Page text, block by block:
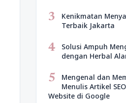
3
Kenikmatan
Terbaik Jakarta
4
Solusi Ampuh
dengan Herbal
5
Mengenal dan
Menulis Artikel
Website di Google